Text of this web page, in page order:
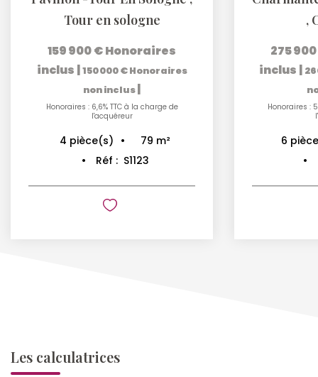
Tour en sologne
159 900 €Honoraires
inclus |150 000 € Honoraires
non inclus|
Honoraires : 6,6% TTC à la charge de
l'acquéreur
4 pièce(s) 79 m²
Réf : S1123
,
275
inclus |
Honoraires :
6
Les calculatrices